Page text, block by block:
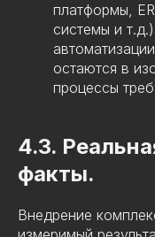
платформы,
системы и
остаются в
процессы
4.3.
факты.
Внедрение